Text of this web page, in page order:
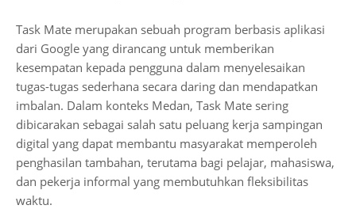
Task Mate merupakan sebuah program berbasis aplikasi
dari Google yang dirancang untuk memberikan
kesempatan kepada pengguna dalam menyelesaikan
tugas-tugas sederhana secara daring dan mendapatkan
imbalan. Dalam konteks Medan, Task Mate sering
dibicarakan sebagai salah satu peluang kerja sampingan
digital yang dapat membantu masyarakat memperoleh
penghasilan tambahan, terutama bagi pelajar, mahasiswa,
dan pekerja informal yang membutuhkan fleksibilitas
waktu.